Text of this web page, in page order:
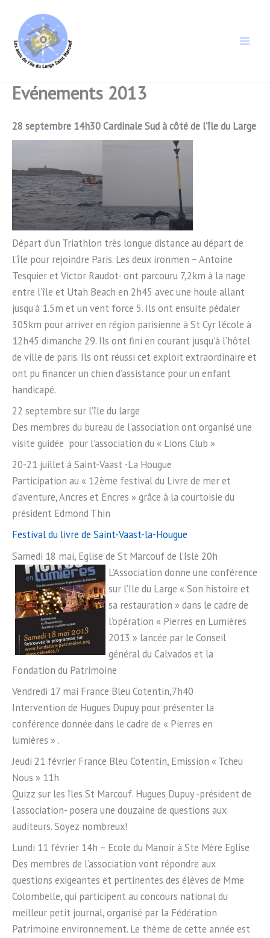
contenu
Evénements 2013
28 septembre 14h30 Cardinale Sud à côté de l’île du Large
Départ d’un Triathlon très longue distance au départ de
l’île pour rejoindre Paris. Les deux ironmen – Antoine
Tesquier et Victor Raudot- ont parcouru 7,2km à la nage
entre l’île et Utah Beach en 2h45 avec une houle allant
jusqu’à 1.5m et un vent force 5. Ils ont ensuite pédaler
305km pour arriver en région parisienne à St Cyr l’école à
12h45 dimanche 29. Ils ont fini en courant jusqu’à l’hôtel
de ville de paris. Ils ont réussi cet exploit extraordinaire et
ont pu financer un chien d’assistance pour un enfant
handicapé.
22 septembre sur l’île du large
Des membres du bureau de l’association ont organisé une
visite guidée pour l’association du « Lions Club »
20-21 juillet à Saint-Vaast -La Hougue
Participation au « 12ème festival du Livre de mer et
d’aventure, Ancres et Encres » grâce à la courtoisie du
président Edmond Thin
Festival du livre de Saint-Vaast-la-Hougue
Samedi 18 mai, Eglise de St Marcouf de l’Isle 20h
L’Association donne une conférence
sur l’Ile du Large « Son histoire et
sa restauration » dans le cadre de
l’opération « Pierres en Lumières
2013 » lancée par le Conseil
général du Calvados et la
Fondation du Patrimoine
Vendredi 17 mai France Bleu Cotentin,7h40
Intervention de Hugues Dupuy pour présenter la
conférence donnée dans le cadre de « Pierres en
lumières » .
Jeudi 21 février France Bleu Cotentin, Emission « Tcheu
Nous » 11h
Quizz sur les îles St Marcouf. Hugues Dupuy -président de
l’association- posera une douzaine de questions aux
auditeurs. Soyez nombreux!
Lundi 11 février 14h – Ecole du Manoir à Ste Mère Eglise
Des membres de l’association vont répondre aux
questions exigeantes et pertinentes des élèves de Mme
Colombelle, qui participent au concours national du
meilleur petit journal, organisé par la Fédération
Patrimoine environnement. Le thème de cette année est